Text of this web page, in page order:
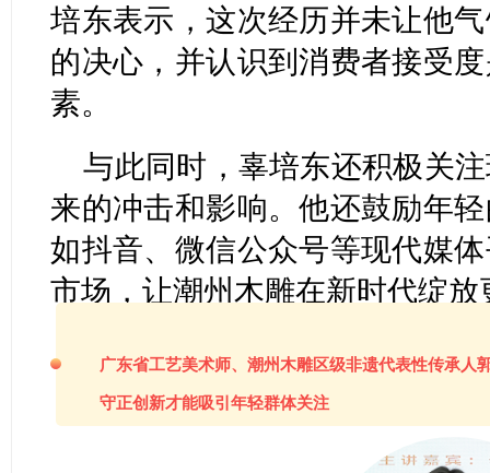
培东表示，这次经历并未让他
的决心，并认识到消费者接受
素。
与此同时，辜培东还积极关
来的冲击和影响。他还鼓励年
如抖音、微信公众号等现代媒
市场，让潮州木雕在新时代绽
广东省工艺美术师、潮州木雕区级非遗代表性传承人
守正创新才能吸引年轻群体关注